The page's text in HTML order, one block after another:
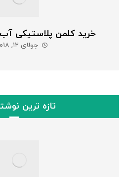
خرید کلمن پلاستیکی
جولای ۱۲, ۲۰۱۸
تازه ترین